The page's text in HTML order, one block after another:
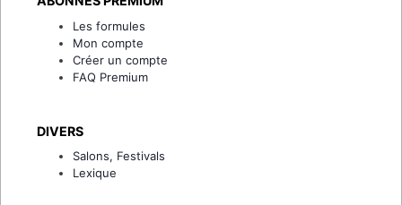
Les formules
Mon compte
Créer un compte
FAQ Premium
DIVERS
Salons, Festivals
Lexique